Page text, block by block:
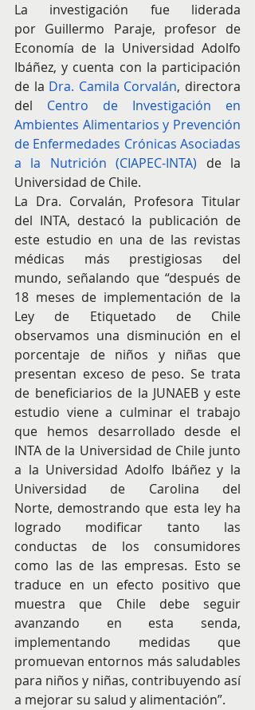
La investigación fue liderada
por Guillermo Paraje, profesor de
Economía de la Universidad Adolfo
Ibáñez, y cuenta con la participación
de la Dra. Camila Corvalán, directora
del Centro de Investigación en
Ambientes Alimentarios y Prevención
de Enfermedades Crónicas Asociadas
a la Nutrición (CIAPEC-INTA) de la
Universidad de Chile.
La Dra. Corvalán, Profesora Titular
del INTA, destacó la publicación de
este estudio en una de las revistas
médicas más prestigiosas del
mundo, señalando que “después de
18 meses de implementación de la
Ley de Etiquetado de Chile
observamos una disminución en el
porcentaje de niños y niñas que
presentan exceso de peso. Se trata
de beneficiarios de la JUNAEB y este
estudio viene a culminar el trabajo
que hemos desarrollado desde el
INTA de la Universidad de Chile junto
a la Universidad Adolfo Ibáñez y la
Universidad de Carolina del
Norte, demostrando que esta ley ha
logrado modificar tanto las
conductas de los consumidores
como las de las empresas. Esto se
traduce en un efecto positivo que
muestra que Chile debe seguir
avanzando en esta senda,
implementando medidas que
promuevan entornos más saludables
para niños y niñas, contribuyendo así
a mejorar su salud y alimentación”.